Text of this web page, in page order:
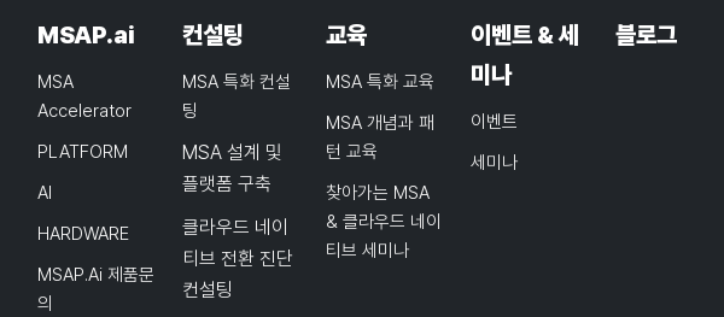
MSAP.ai
MSA
Accelerator
PLATFORM
AI
HARDWARE
MSAP.ai 제품문
의
컨설팅
MSA 특화 컨설
팅
MSA 설계 및
플랫폼 구축
클라우드 네이
티브 전환 진단
컨설팅
교육
MSA 특화 교육
MSA 개념과 패
턴 교육
찾아가는 MSA
& 클라우드 네이
티브 세미나
이벤트 & 세
미나
이벤트
세미나
블로그